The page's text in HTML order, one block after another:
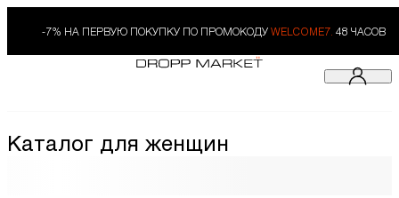
-7% НА ПЕРВУЮ ПОКУПКУ ПО ПРОМОКОДУ WELCOME7. 48 ЧАСОВ
Каталог для женщин